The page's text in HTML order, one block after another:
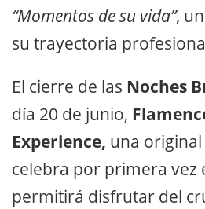
“Momentos de su vida”,
su trayectoria
El cierre de las Noches
día 20 de junio,
Experience, una original
celebra por primera vez
permitirá disfrutar del